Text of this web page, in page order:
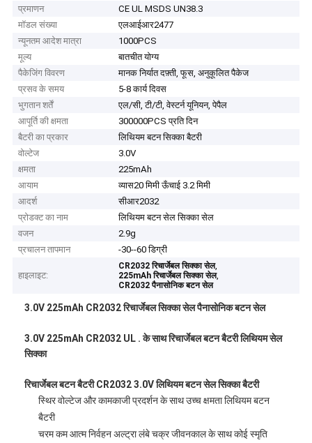
प्रमाणन
CE UL MSDS UN38.3
मॉडल संख्या
एलआईआर2477
न्यूनतम आदेश मात्रा
1000PCS
मूल्य
बातचीत योग्य
पैकेजिंग विवरण
मानक निर्यात दफ़्ती, फूस, अनुकूलित पैकेज
प्रसव के समय
5-8 कार्य दिवस
भुगतान शर्तें
एल/सी, टी/टी, वेस्टर्न यूनियन, पेपैल
आपूर्ति की क्षमता
300000PCS प्रति दिन
बैटरी का प्रकार
लिथियम बटन सिक्का बैटरी
वोल्टेज
3.0V
क्षमता
225mAh
आयाम
व्यास20 मिमी ऊँचाई 3.2 मिमी
आदर्श
सीआर2032
प्रोडक्ट का नाम
लिथियम बटन सेल सिक्का सेल
वजन
2.9g
प्रचालन तापमान
-30--60 डिग्री
हाइलाइट:
CR2032 रिचार्जेबल सिक्का सेल,
225mAh रिचार्जेबल सिक्का सेल,
CR2032 पैनासोनिक बटन सेल
3.0V 225mAh CR2032 रिचार्जेबल सिक्का सेल पैनासोनिक बटन सेल
3.0V 225mAh CR2032 UL . के साथ रिचार्जेबल बटन बैटरी लिथियम सेल
सिक्का
रिचार्जेबल बटन बैटरी CR2032 3.0V लिथियम बटन सेल सिक्का बैटरी
स्थिर वोल्टेज और कामकाजी प्रदर्शन के साथ उच्च क्षमता लिथियम बटन
बैटरी
चरम कम आत्म निर्वहन अल्ट्रा लंबे चक्र जीवनकाल के साथ कोई स्मृति